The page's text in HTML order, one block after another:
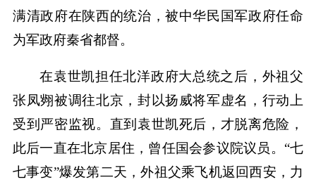
满清政府在陕西的统治，被中华民国军政府任命
为军政府秦省都督。
在袁世凯担任北洋政府大总统之后，外祖父
张凤翙被调往北京，封以扬威将军虚名，行动上
受到严密监视。直到袁世凯死后，才脱离危险，
此后一直在北京居住，曾任国会参议院议员。“七
七事变”爆发第二天，外祖父乘飞机返回西安，力